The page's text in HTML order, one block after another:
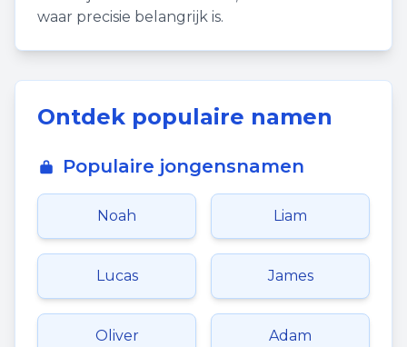
waar precisie belangrijk is.
Ontdek populaire namen
Populaire jongensnamen
Noah Liam
Lucas James
Oliver Adam